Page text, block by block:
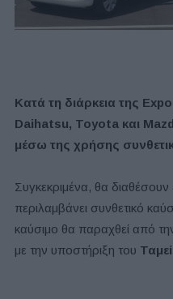
Κατά τη διάρκεια της
Daihatsu, Toyota και
μέσω της χρήσης
Συγκεκριμένα, θα
περιλαμβάνει συνθετικό
καύσιμο θα παραχθεί από
με την υποστήριξη του